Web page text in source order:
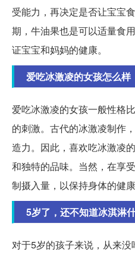
受能力，再决定是否让宝宝
期，牛油果也是可以适量食
证宝宝和妈妈的健康。
爱吃冰激凌的女孩怎么样
爱吃冰激凌的女孩一般性格
的刺激。古代的冰激凌制作
造力。因此，喜欢吃冰激凌
和独特的品味。当然，在享
制摄入量，以保持身体的健康
5岁了，还不知道冰淇淋
对于5岁的孩子来说，从来